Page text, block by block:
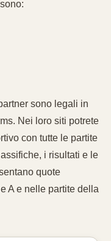
sono legali in
Nei loro siti potrete
con tutte le partite
i risultati e le
quote
A e nelle partite della